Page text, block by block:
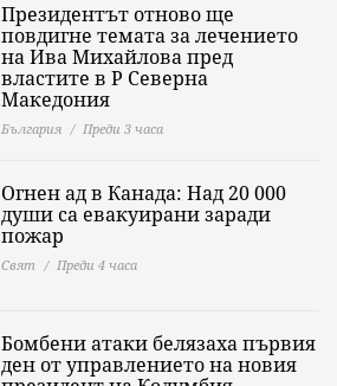
Президентът отново ще
повдигне темата за лечението
на Ива Михайлова пред
властите в Р Северна
Македония
България Преди 3 часа
Огнен ад в Канада: Над 20 000
души са евакуирани заради
пожар
Свят Преди 4 часа
Бомбени атаки белязаха първия
ден от управлението на новия